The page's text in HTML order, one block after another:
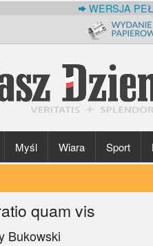
WERSJA
Myśl Wiara Sport
quam vis
Bukowski